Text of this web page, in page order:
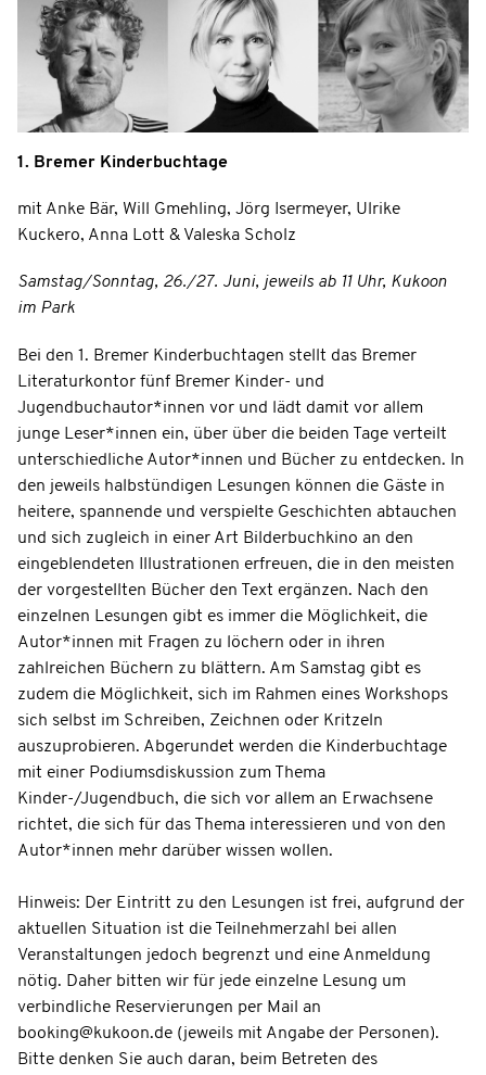
1. Bremer Kinderbuchtage
mit Anke Bär, Will Gmehling, Jörg Isermeyer, Ulrike
Kuckero, Anna Lott & Valeska Scholz
Samstag/Sonntag, 26./27. Juni, jeweils ab 11 Uhr, Kukoon
im Park
Bei den 1. Bremer Kinderbuchtagen stellt das Bremer
Literaturkontor fünf Bremer Kinder- und
Jugendbuchautor*innen vor und lädt damit vor allem
junge Leser*innen ein, über über die beiden Tage verteilt
unterschiedliche Autor*innen und Bücher zu entdecken. In
den jeweils halbstündigen Lesungen können die Gäste in
heitere, spannende und verspielte Geschichten abtauchen
und sich zugleich in einer Art Bilderbuchkino an den
eingeblendeten Illustrationen erfreuen, die in den meisten
der vorgestellten Bücher den Text ergänzen. Nach den
einzelnen Lesungen gibt es immer die Möglichkeit, die
Autor*innen mit Fragen zu löchern oder in ihren
zahlreichen Büchern zu blättern. Am Samstag gibt es
zudem die Möglichkeit, sich im Rahmen eines Workshops
sich selbst im Schreiben, Zeichnen oder Kritzeln
auszuprobieren. Abgerundet werden die Kinderbuchtage
mit einer Podiumsdiskussion zum Thema
Kinder-/Jugendbuch, die sich vor allem an Erwachsene
richtet, die sich für das Thema interessieren und von den
Autor*innen mehr darüber wissen wollen.
Hinweis: Der Eintritt zu den Lesungen ist frei, aufgrund der
aktuellen Situation ist die Teilnehmerzahl bei allen
Veranstaltungen jedoch begrenzt und eine Anmeldung
nötig. Daher bitten wir für jede einzelne Lesung um
verbindliche Reservierungen per Mail an
booking@kukoon.de (jeweils mit Angabe der Personen).
Bitte denken Sie auch daran, beim Betreten des